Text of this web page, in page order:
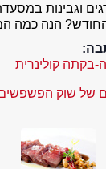
וגבינות
הנה כמה
בקתה קולינרית
של שוק